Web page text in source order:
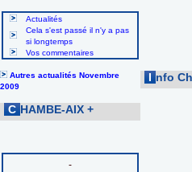
Actualités
Cela s'est passé il n'y a pas
si longtemps
Vos commentaires
Autres actualités Novembre
2009
C HAMBE-AIX +
-
I nfo